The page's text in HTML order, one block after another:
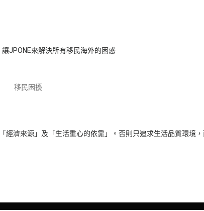
JPONE來解決所有移民海外的困惑
濟來源」及「生活重心的依靠」。否則只追求生活品質環境